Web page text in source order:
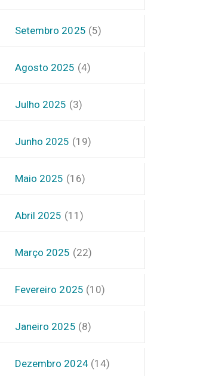
Setembro 2025 (5)
Agosto 2025 (4)
Julho 2025 (3)
Junho 2025 (19)
Maio 2025 (16)
Abril 2025 (11)
Março 2025 (22)
Fevereiro 2025 (10)
Janeiro 2025 (8)
Dezembro 2024(14)